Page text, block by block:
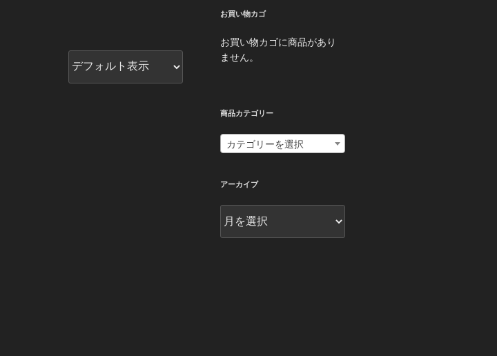
お買い物カゴ
お買い物カゴに商品があり
ません。
商品カテゴリー
カテゴリーを選択
アーカイブ
ー